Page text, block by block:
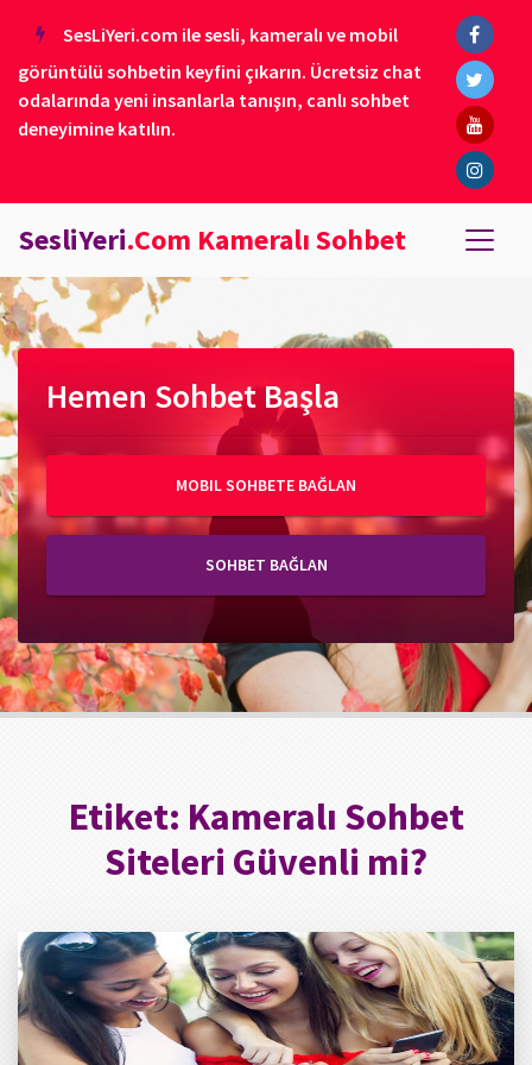
SesLiYeri.com ile sesli, kameralı ve mobil
görüntülü sohbetin keyfini çıkarın. Ücretsiz chat
odalarında yeni insanlarla tanışın, canlı sohbet
deneyimine katılın.
SesliYeri.Com Kameralı Sohbet
Hemen Sohbet Başla
MOBIL SOHBETE BAĞLAN
SOHBET BAĞLAN
Etiket: Kameralı Sohbet
Siteleri Güvenli mi?